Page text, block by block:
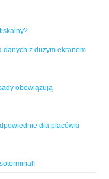
danych z dużym ekranem
obowiązują
dla placówki